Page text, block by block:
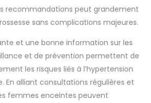
recommandations peut grandement
sans complications majeures.
et une bonne information sur les
et de prévention permettent de
les risques liés à l’hypertension
En alliant consultations régulières et
femmes enceintes peuvent